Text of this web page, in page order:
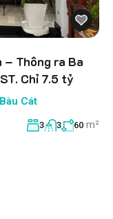
Thông ra Ba
Chỉ 7.5 tỷ
Cát
3 3 60 m²